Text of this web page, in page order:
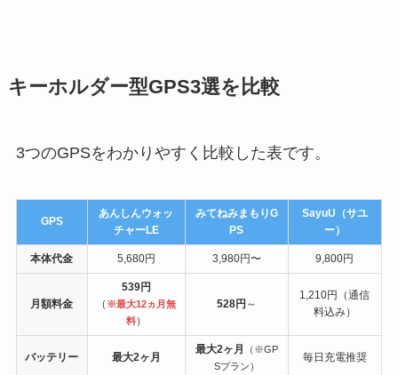
キーホルダー型GPS3選を比較
3つのGPSをわかりやすく比較した表です。
GPS
あんしんウォッ
チャーLE
みてねみまもりG
PS
SayuU（サユ
ー）
本体代金 5,680円 3,980円〜 9,800円
月額料金
539円
（ ※最大12ヵ月無
料）
528円 ～
1,210円（通信
料込み）
バッテリー 最大2ヶ月
最大2ヶ月
（※GP
Sプラン）
毎日充電推奨